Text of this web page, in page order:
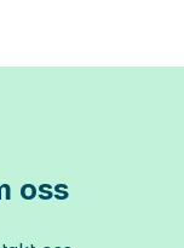
oss